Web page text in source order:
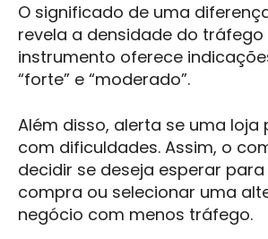
O significado de uma
revela a densidade do tráfego
instrumento oferece
“forte” e “moderado”.
Além disso, alerta se uma loja
com dificuldades. Assim, o
decidir se deseja esperar
compra ou selecionar uma
negócio com menos tráfego.